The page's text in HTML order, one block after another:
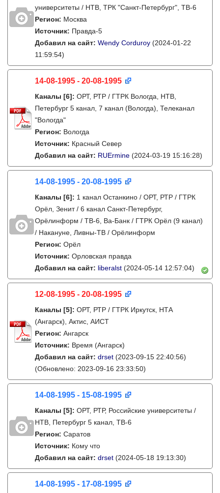
университеты / НТВ, ТРК "Санкт-Петербург", ТВ-6
Регион: Москва
Источник: Правда-5
Добавил на сайт: Wendy Corduroy (2024-01-22
11:59:54)
14-08-1995 - 20-08-1995
Каналы [6]: ОРТ, РТР / ГТРК Вологда, НТВ,
Петербург 5 канал, 7 канал (Вологда), Телеканал
"Вологда"
Регион: Вологда
Источник: Красный Север
Добавил на сайт: RUErmine (2024-03-19 15:16:28)
14-08-1995 - 20-08-1995
Каналы [6]: 1 канал Останкино / ОРТ, РТР / ГТРК
Орёл, Зенит / 6 канал Санкт-Петербург,
Орёлинформ / ТВ-6, Ва-Банк / ГТРК Орёл (9 канал)
/ Накануне, Ливны-ТВ / Орёлинформ
Регион: Орёл
Источник: Орловская правда
Добавил на сайт: liberalst (2024-05-14 12:57:04)
12-08-1995 - 20-08-1995
Каналы [5]: ОРТ, РТР / ГТРК Иркутск, НТА
(Ангарск), Актис, АИСТ
Регион: Ангарск
Источник: Время (Ангарск)
Добавил на сайт: drset (2023-09-15 22:40:56)
(Обновлено: 2023-09-16 23:33:50)
14-08-1995 - 15-08-1995
Каналы [5]: ОРТ, РТР, Российские университеты /
НТВ, Петербург 5 канал, ТВ-6
Регион: Саратов
Источник: Кому что
Добавил на сайт: drset (2024-05-18 19:13:30)
14-08-1995 - 17-08-1995